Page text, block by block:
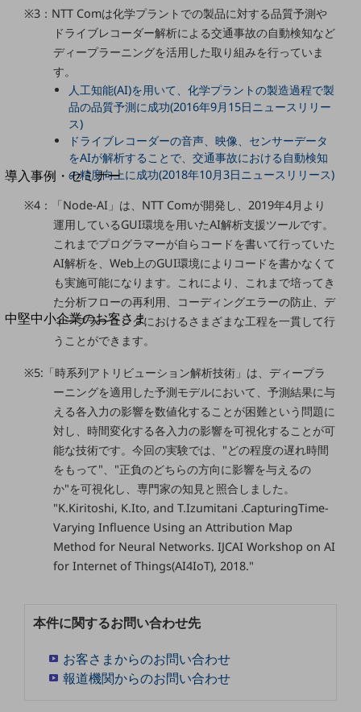
運用保守・故障紛失サポート
回線・ネットワーク
別ウィンドウで開きます
サービスをご利用中のお客さま
導入事例・セミナー
最新の導入事例や注目の導入事例をご紹介します
開催・出展する各種セミナー、イベント情報をご紹介します
別ウィンドウで開きます
中堅中小企業のお客さま
NTTドコモビジネスウォッチ
旬な話題やお役立ち資料などDXの課題を
解決するヒントをお届けする記事サイト
お役立ち資料ダウンロード
トレンド記事特集
中堅中小企業向け
サービス・ソリューション
課題やニーズに合ったサービスをご紹介し、
中堅中小企業のビジネスをサポート！
お悩みから見つける
お悩みから見つけるTOP
モバイル・音声
バックオフィス
リモート・ハイブリッドワーク
※3：NTT Comは化学プラントでの製品に対する品質予測や
ドライブレコーダー解析による交通事故の自動検知など
ディープラーニングを活用した取り組みを行っていま
す。
人工知能(AI)を用いて、化学プラントの製造過程で製
品の品質予測に成功(2016年9月15日ニュースリリー
ス)
ドライブレコーダーの音声、映像、センサーデータ
をAIが解析することで、交通事故における自動検知
の精度向上に成功(2018年10月3日ニュースリリース)
※4：「Node-AI」は、NTT Comが開発し、2019年4月より
運用しているGUI環境を用いたAI解析支援ツールです。
これまでプログラマーが自らコードを書いて行っていた
AI解析を、Web上のGUI環境によりコードを書かなくて
も実施可能になります。これにより、これまで培ってき
た分析フローの再利用、コーディングエラーの防止、デ
ィープラーニングにおけるさまざまな工程を一貫して行
うことができます。
※5:「時系列アトリビューション解析技術」は、ディープラ
ーニングを適用した予測モデルにおいて、予測結果に与
える各入力の影響を数値化することが困難という問題に
対し、時間変化する各入力の影響を可視化することが可
能な技術です。今回の実験では、"どの程度の遅れ時間
をもって"、"正負のどちらの方向に影響を与えるの
か"を可視化し、専門家の知見と照合しました。
"K.Kiritoshi, K.Ito, and T.Izumitani .CapturingTime-
Varying Influence Using an Attribution Map
Method for Neural Networks. IJCAI Workshop on AI
for Internet of Things(AI4IoT), 2018."
本件に関するお問い合わせ先
お客さまからのお問い合わせ
報道機関からのお問い合わせ